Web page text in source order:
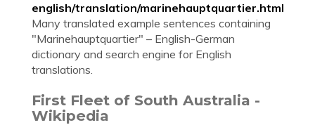
english/translation/marinehauptquartier.html
Many translated example sentences containing
"Marinehauptquartier" – English-German
dictionary and search engine for English
translations.
First Fleet of South Australia -
Wikipedia